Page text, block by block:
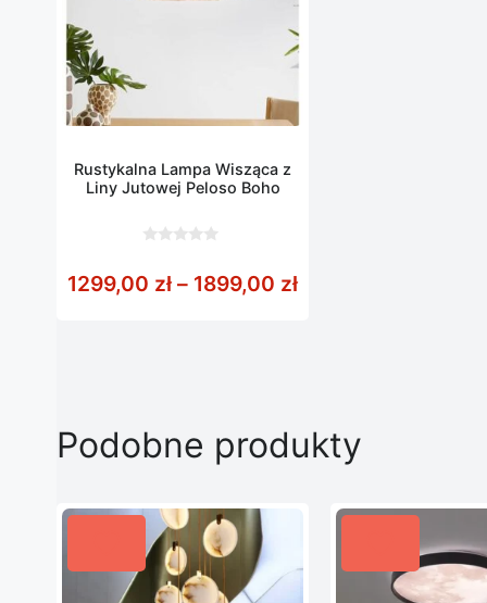
Rustykalna Lampa Wisząca z
Liny Jutowej Peloso Boho
5
1299,00 zł – 1899,00 złZakres cen: od
Podobne produkty